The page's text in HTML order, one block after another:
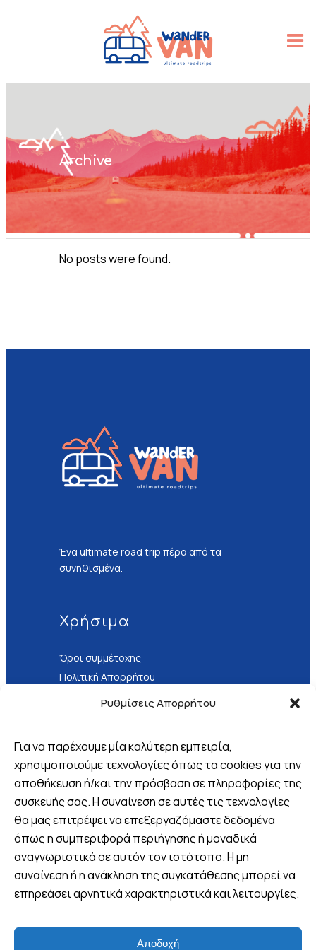
Ρυθμίσεις Απορρήτου
Για να παρέχουμε μία καλύτερη εμπειρία,
χρησιμοποιούμε τεχνολογίες όπως τα cookies για την
αποθήκευση ή/και την πρόσβαση σε πληροφορίες της
συσκευής σας. Η συναίνεση σε αυτές τις τεχνολογίες
θα μας επιτρέψει να επεξεργαζόμαστε δεδομένα
όπως η συμπεριφορά περιήγησης ή μοναδικά
αναγνωριστικά σε αυτόν τον ιστότοπο. Η μη
συναίνεση ή η ανάκληση της συγκατάθεσης μπορεί να
επηρεάσει αρνητικά χαρακτηριστικά και λειτουργίες.
Αποδοχή
Archive
No posts were found.
Ένα ultimate road trip πέρα από τα
συνηθισμένα.
Χρήσιμα
Όροι συμμέτοχης
Πολιτική Απορρήτου
Τρόποι Πληρωμής
Βρείτε μας
Πλ. 25ης Μαρτίου 8, Λουτράκι,
Ελλάδα
+30 6970 047952 (Viber -
WhatsApp)
info@wandervan.gr